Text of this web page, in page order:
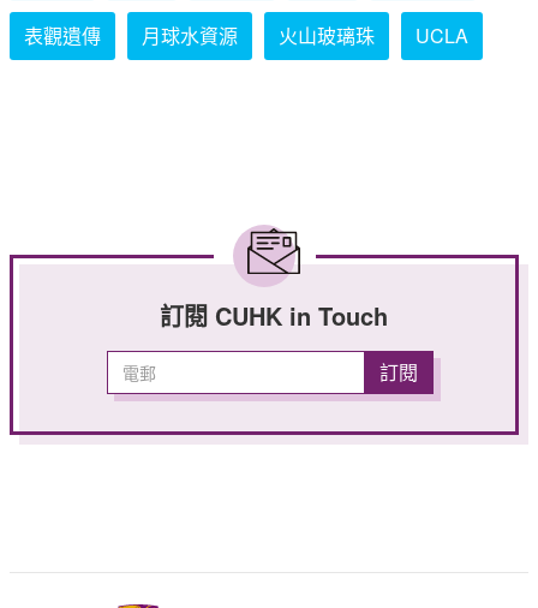
表觀遺傳 月球水資源 火山玻璃珠 UCLA
訂閱 CUHK in Touch